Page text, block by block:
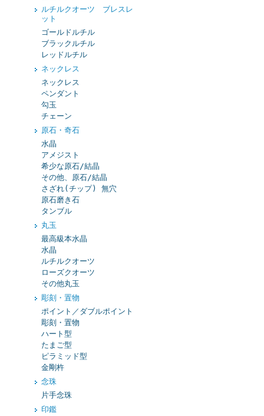
ルチルクオーツ ブレスレ
ット
ゴールドルチル
ブラックルチル
レッドルチル
ネックレス
ネックレス
ペンダント
勾玉
チェーン
原石・奇石
水晶
アメジスト
希少な原石/結晶
その他、原石/結晶
さざれ(チップ) 無穴
原石磨き石
タンブル
丸玉
最高級本水晶
水晶
ルチルクオーツ
ローズクオーツ
その他丸玉
彫刻・置物
ポイント／ダブルポイント
彫刻・置物
ハート型
たまご型
ピラミッド型
金剛杵
念珠
片手念珠
印鑑